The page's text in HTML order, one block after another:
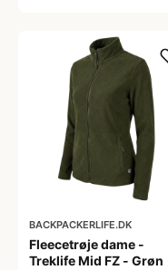
BACKPACKERLIFE.DK
Fleecetrøje dame -
Treklife Mid FZ - Grøn